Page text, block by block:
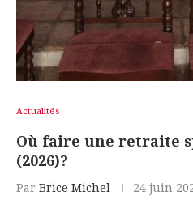
Actualités
Où faire une retraite
(2026)?
Par Brice Michel 24 juin